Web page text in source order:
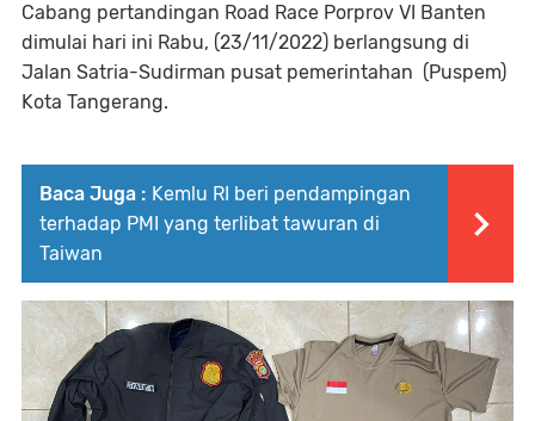
Cabang pertandingan Road Race Porprov VI Banten
dimulai hari ini Rabu, (23/11/2022) berlangsung di
Jalan Satria-Sudirman pusat pemerintahan (Puspem)
Kota Tangerang.
Baca Juga : Kemlu RI beri pendampingan
terhadap PMI yang terlibat tawuran di
Taiwan